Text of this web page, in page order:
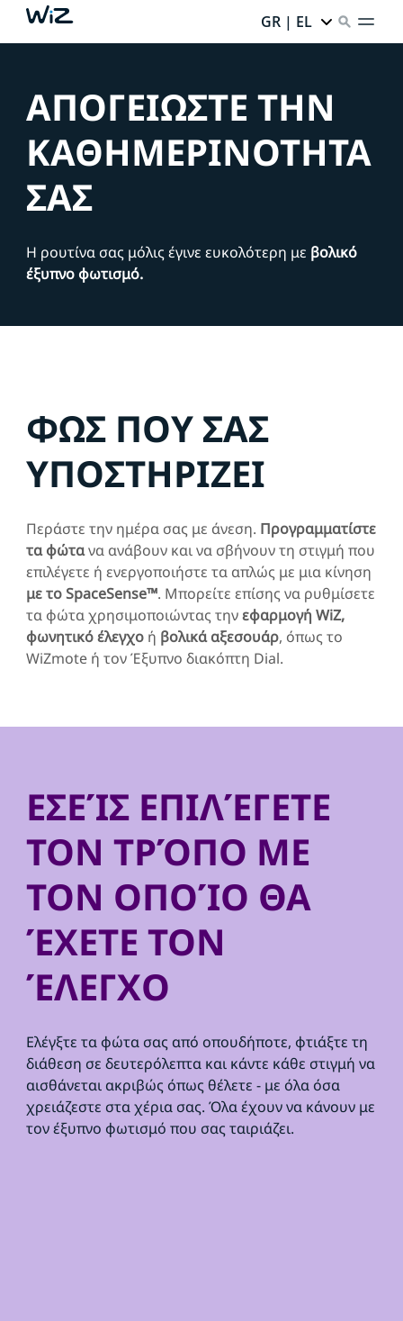
GR | EL
ΑΠΟΓΕΙΩΣΤΕ ΤΗΝ
ΚΑΘΗΜΕΡΙΝΟΤΗΤΑ
ΣΑΣ
Η ρουτίνα σας μόλις έγινε ευκολότερη με βολικό
έξυπνο φωτισμό.
ΦΩΣ ΠΟΥ ΣΑΣ
ΥΠΟΣΤΗΡΙΖΕΙ
Περάστε την ημέρα σας με άνεση. Προγραμματίστε
τα φώτανα ανάβουν και να σβήνουν τη στιγμή που
επιλέγετε ή ενεργοποιήστε τα απλώς με μια κίνηση
με το SpaceSense™. Μπορείτε επίσης να ρυθμίσετε
τα φώτα χρησιμοποιώντας τηνεφαρμογή WiZ,
φωνητικό έλεγχοή βολικά αξεσουάρ, όπως το
WiZmote ή τον Έξυπνο διακόπτη Dial.
ΕΣΕΊΣ ΕΠΙΛΈΓΕΤΕ
ΤΟΝ ΤΡΌΠΟ ΜΕ
ΤΟΝ ΟΠΟΊΟ ΘΑ
ΈΧΕΤΕ ΤΟΝ
ΈΛΕΓΧΟ
Ελέγξτε τα φώτα σας από οπουδήποτε, φτιάξτε τη
διάθεση σε δευτερόλεπτα και κάντε κάθε στιγμή να
αισθάνεται ακριβώς όπως θέλετε - με όλα όσα
χρειάζεστε στα χέρια σας. Όλα έχουν να κάνουν με
τον έξυπνο φωτισμό που σας ταιριάζει.